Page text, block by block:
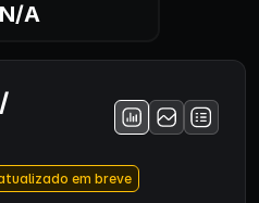
N/A
em breve